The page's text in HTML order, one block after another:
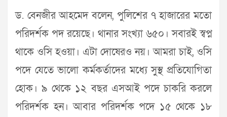
ড. বেনজীর আহমেদ বলেন, পুলিশের ৭ হাজারের মতো
পরিদর্শক পদ রয়েছে। থানার সংখ্যা ৬৫০। সবারই স্বপ্ন
থাকে ওসি হওয়া। এটা দোষেরও নয়। আমরা চাই, ওসি
পদে যেতে ভালো কর্মকর্তাদের মধ্যে সুস্থ প্রতিযোগিতা
হোক। ৯ থেকে ১২ বছর এসআই পদে চাকরি করলে
পরিদর্শক হন। আবার পরিদর্শক পদে ১৫ থেকে ১৮